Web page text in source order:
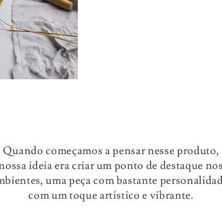
Quando começamos a pensar nesse produto,
ideia era criar um ponto de destaque
uma peça com bastante
com um toque artístico e vibrante.